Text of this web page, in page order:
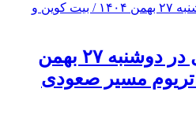
بازار ارزهای دیجیتال در دوشنبه ۲۷ بهمن
و اتریوم مسیر صعودی